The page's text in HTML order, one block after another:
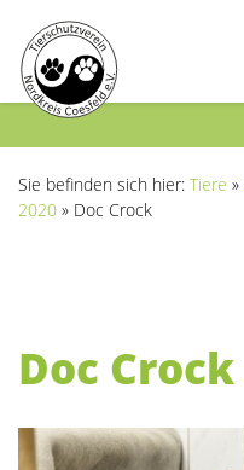
Sie befinden sich hier: Tiere »
2020 » Doc Crock
Doc Crock